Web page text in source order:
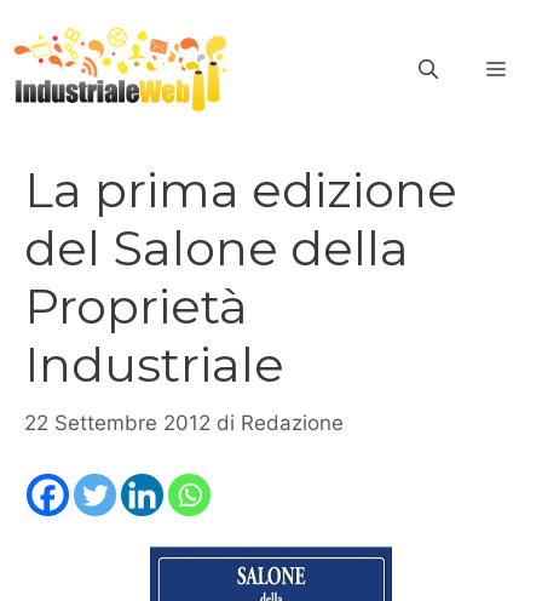
al
contenuto
La prima edizione
del Salone della
Proprietà
Industriale
22 Settembre 2012 di Redazione